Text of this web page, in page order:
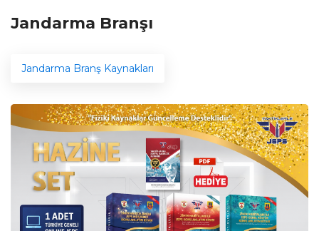
Jandarma Branşı
Jandarma Branş Kaynakları